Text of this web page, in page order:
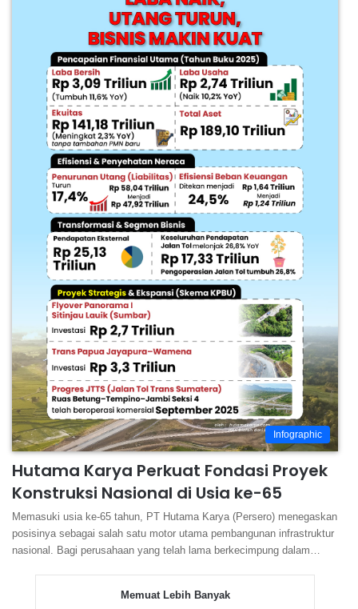
Infographic
Hutama Karya Perkuat Fondasi Proyek
Konstruksi Nasional di Usia ke-65
Memasuki usia ke-65 tahun, PT Hutama Karya (Persero) menegaskan
posisinya sebagai salah satu motor utama pembangunan infrastruktur
nasional. Bagi perusahaan yang telah lama berkecimpung dalam…
Memuat Lebih Banyak